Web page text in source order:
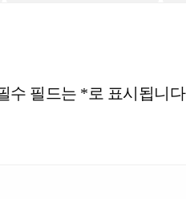
수 필드는 *로 표시됩니다